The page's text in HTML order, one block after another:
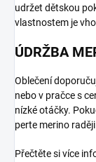
udržet dětskou
vlastnostem je
ÚDRŽBA
Oblečení
nebo v pračce s
nízké otáčky.
perte merino raději
Přečtěte si více